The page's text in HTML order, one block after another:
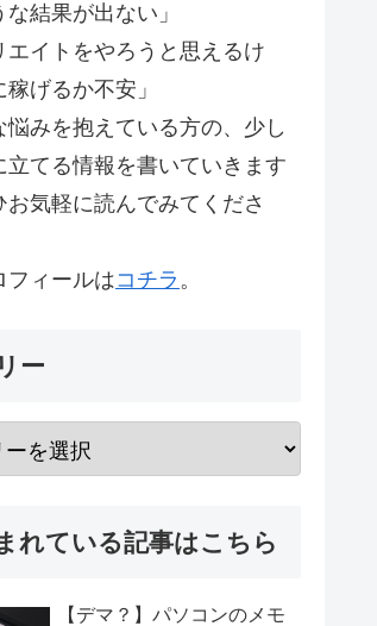
結果が出ない」
エイトをやろうと思えるけ
げるか不安」
悩みを抱えている方の、少し
立てる情報を書いていきます
お気軽に読んでみてくださ
フィールはコチラ 。
ー
れている記事はこちら
【デマ？】パソコンのメモ